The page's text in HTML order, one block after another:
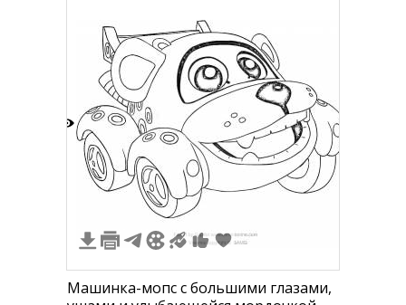
Машинка-мопс с большими глазами,